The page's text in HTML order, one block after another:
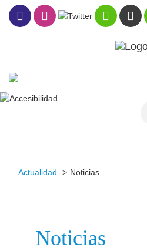
Actualidad
Noticias
Noticias